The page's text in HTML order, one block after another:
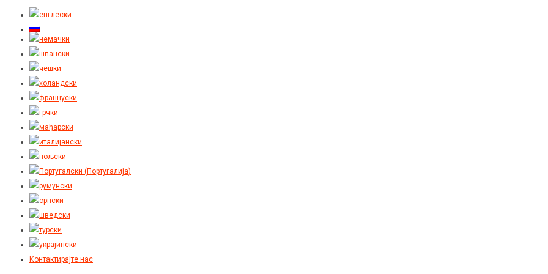
Контактирајте нас